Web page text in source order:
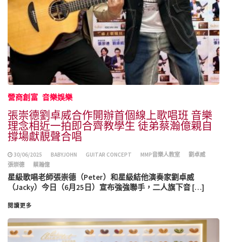
營商創富 音樂娛樂
張崇德劉卓威合作開辦首個線上歌唱班 音樂
理念相近一拍即合齊教學生 徒弟蔡瀚億親自
撐場獻靚聲合唱
30/06/2025 BABYJOHN GUITAR CONCEPT MMP音樂人教室
劉卓威
張崇德
蔡瀚億
星級歌唱老師張崇德（Peter）和星級結他演奏家劉卓威
（Jacky）今日（6月25日）宣布強強聯手，二人旗下音 […]
閱讀更多